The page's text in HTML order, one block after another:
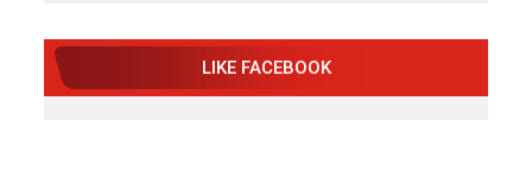
LIKE FACEBOOK